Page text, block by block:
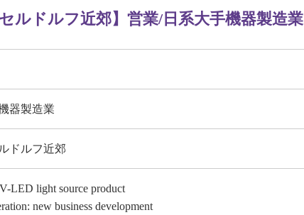
ルドルフ近郊】営業/日系大手機器製造業
器製造業
ドルフ近郊
LED light source product
new business development